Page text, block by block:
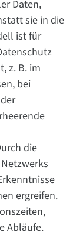
Daten,
sie in die
ist für
z. B. im
bei
die
ergreifen.
Abläufe.